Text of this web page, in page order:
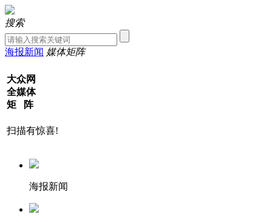
搜索
海报新闻 媒体矩阵
大众网
全媒体
矩 阵
扫描有惊喜!
海报新闻